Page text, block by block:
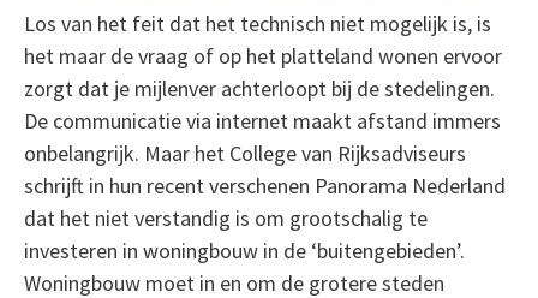
Los van het feit dat het technisch niet mogelijk is, is
het maar de vraag of op het platteland wonen ervoor
zorgt dat je mijlenver achterloopt bij de stedelingen.
De communicatie via internet maakt afstand immers
onbelangrijk. Maar het College van Rijksadviseurs
schrijft in hun recent verschenen Panorama Nederland
dat het niet verstandig is om grootschalig te
investeren in woningbouw in de ‘buitengebieden’.
Woningbouw moet in en om de grotere steden